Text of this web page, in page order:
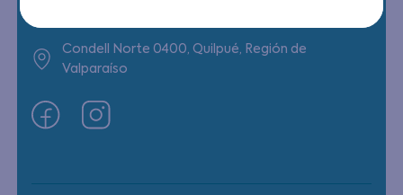
Condell Norte 0400, Quilpué, Región de
Valparaíso